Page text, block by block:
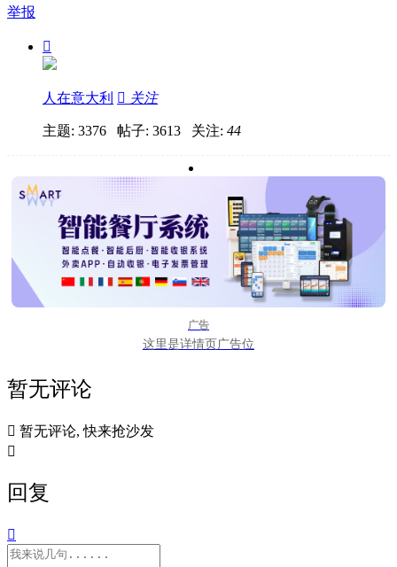
举报

人在意大利  关注
主题: 3376 帖子: 3613 关注: 44
广告
这里是详情页广告位
暂无评论
 暂无评论, 快来抢沙发

回复
